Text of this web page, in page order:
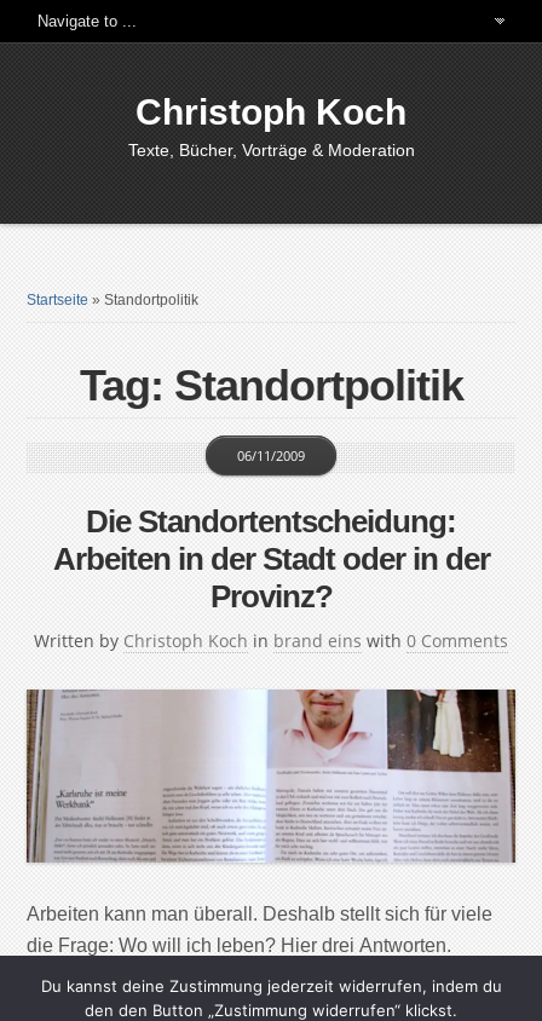
Christoph Koch
Texte, Bücher, Vorträge & Moderation
Startseite »Standortpolitik
Tag: Standortpolitik
Die Standortentscheidung:
Arbeiten in der Stadt oder in der
Provinz?
Written by Christoph Koch
06/11/2009
in brand eins with 0 Comments
Arbeiten kann man überall. Deshalb stellt sich für viele
die Frage: Wo will ich leben? Hier drei Antworten.
„Karlsruhe ist meine Werkbank“ Der Medienberater
André Hellmann (30) findet in der Mittelstadt alles, was
Du kannst deine Zustimmung jederzeit widerrufen, indem du
den den Button „Zustimmung widerrufen“ klickst.